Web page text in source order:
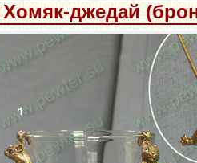
Хомяк-джедай